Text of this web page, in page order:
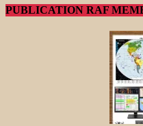
PUBLICATION RAF